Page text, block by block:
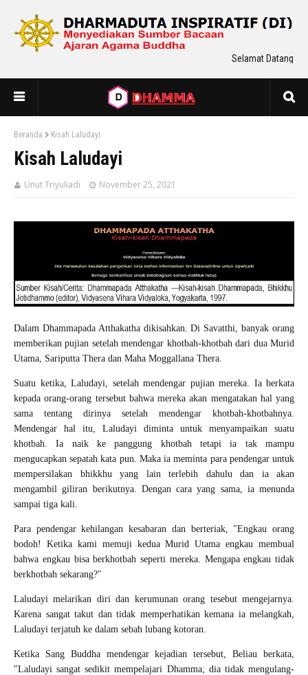
Selamat Datang Di
Beranda Kisah Laludayi
Kisah Laludayi
Unut Triyuliadi November 25, 2021
Dalam Dhammapada Atthakatha dikisahkan. Di Savatthi, banyak orang
memberikan pujian setelah mendengar khotbah-khotbah dari dua Murid
Utama, Sariputta Thera dan Maha Moggallana Thera.
Suatu ketika, Laludayi, setelah mendengar pujian mereka. Ia berkata
kepada orang-orang tersebut bahwa mereka akan mengatakan hal yang
sama tentang dirinya setelah mendengar khotbah-khotbahnya.
Mendengar hal itu, Laludayi diminta untuk menyampaikan suatu
khotbah. Ia naik ke panggung khotbah tetapi ia tak mampu
mengucapkan sepatah kata pun. Maka ia meminta para pendengar untuk
mempersilakan bhikkhu yang lain terlebih dahulu dan ia akan
mengambil giliran berikutnya. Dengan cara yang sama, ia menunda
sampai tiga kali.
Para pendengar kehilangan kesabaran dan berteriak, "Engkau orang
bodoh! Ketika kami memuji kedua Murid Utama engkau membual
bahwa engkau bisa berkhotbah seperti mereka. Mengapa engkau tidak
berkhotbah sekarang?"
Laludayi melarikan diri dan kerumunan orang tesebut mengejarnya.
Karena sangat takut dan tidak memperhatikan kemana ia melangkah,
Laludayi terjatuh ke dalam sebah lubang kotoran.
Ketika Sang Buddha mendengar kejadian tersebut, Beliau berkata,
"Laludayi sangat sedikit mempelajari Dhamma; dia tidak mengulang-